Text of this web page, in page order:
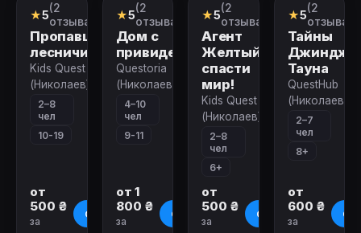
Квест
★5(2
отзыва)
Пропавший
лесничий
Kids Quest
(Николаев)
2–8
чел
10-19
от
500 ₴
за
О квесте
Ролевой
квест
★5(2
отзыва)
Дом с
привидениями
Questoria
(Николаев)
4–10
чел
9-11
от 1
800 ₴
за
О квесте
Квест
★5(2
отзыва)
Агент
Желтый:
спасти
мир!
Kids Quest
(Николаев)
2–8
чел
6+
от
500 ₴
за
О квесте
Квест
★5(2
отзыва)
Тайны
Тауна
QuestHub
(Николаев)
2–7
чел
8+
от
600 ₴
за
О